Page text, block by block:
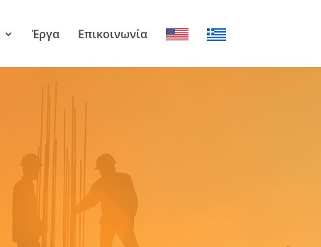
Έργα Επικοινωνία EN EL